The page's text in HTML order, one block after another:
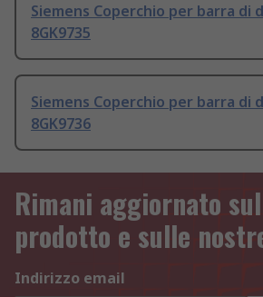
Siemens Coperchio per barra di
8GK9735
Siemens Coperchio per barra di
8GK9736
Rimani aggiornato
prodotto e sulle
Indirizzo email